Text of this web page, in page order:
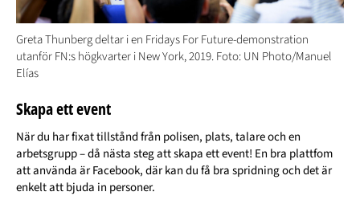
Greta Thunberg deltar i en Fridays For Future-demonstration
utanför FN:s högkvarter i New York, 2019. Foto: UN Photo/Manuel
Elías
Skapa ett event
När du har fixat tillstånd från polisen, plats, talare och en
arbetsgrupp – då nästa steg att skapa ett event! En bra plattfom
att använda är Facebook, där kan du få bra spridning och det är
enkelt att bjuda in personer.